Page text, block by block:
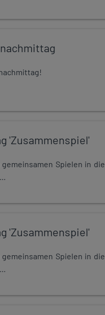
'Zusammenspiel'
Spielen in die
'Zusammenspiel'
Spielen in die